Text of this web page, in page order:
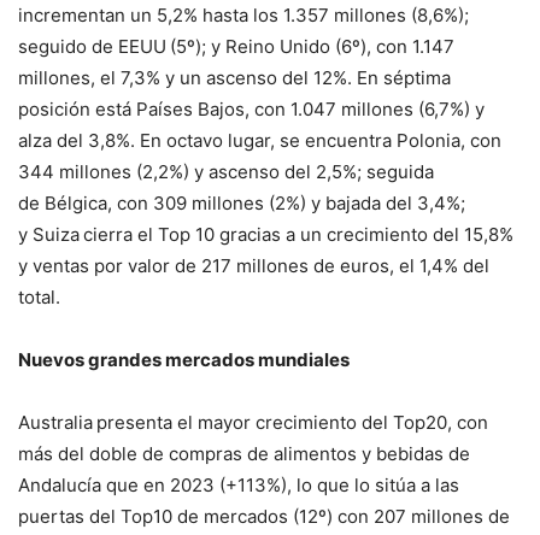
incrementan un 5,2% hasta los 1.357 millones (8,6%);
seguido de EEUU (5º); y Reino Unido (6º), con 1.147
millones, el 7,3% y un ascenso del 12%. En séptima
posición está Países Bajos, con 1.047 millones (6,7%) y
alza del 3,8%. En octavo lugar, se encuentra Polonia, con
344 millones (2,2%) y ascenso del 2,5%; seguida
de Bélgica, con 309 millones (2%) y bajada del 3,4%;
y Suizacierra el Top 10 gracias a un crecimiento del 15,8%
y ventas por valor de 217 millones de euros, el 1,4% del
total.
Nuevos grandes mercados mundiales
Australia presenta el mayor crecimiento del Top20, con
más del doble de compras de alimentos y bebidas de
Andalucía que en 2023 (+113%), lo que lo sitúa a las
puertas del Top10 de mercados (12º) con 207 millones de